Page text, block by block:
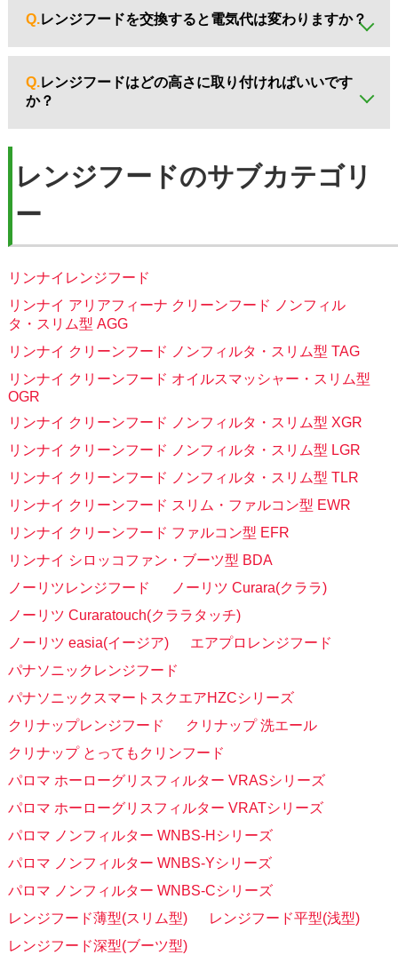
自分で掃除できないときはプロに依頼するのも安心です。
Q.レンジフードを交換すると電気代は変わりますか？
A.最新モデルは省エネ設計のモーターを搭載しており、従
来より消費電力を抑えられる場合があります。
Q.レンジフードはどの高さに取り付ければいいです
か？
は必ずご注意ください。
レンジフードのサブカテゴリ
ー
リンナイレンジフード
リンナイ アリアフィーナ クリーンフード ノンフィル
タ・スリム型 AGG
リンナイ クリーンフード ノンフィルタ・スリム型 TAG
リンナイ クリーンフード オイルスマッシャー・スリム型
OGR
リンナイ クリーンフード ノンフィルタ・スリム型 XGR
リンナイ クリーンフード ノンフィルタ・スリム型 LGR
リンナイ クリーンフード ノンフィルタ・スリム型 TLR
リンナイ クリーンフード スリム・ファルコン型 EWR
リンナイ クリーンフード ファルコン型 EFR
リンナイ シロッコファン・ブーツ型 BDA
ノーリツレンジフード
ノーリツ Curara(クララ)
ノーリツ Curaratouch(クララタッチ)
ノーリツ easia(イージア)
エアプロレンジフード
パナソニックレンジフード
パナソニックスマートスクエアHZCシリーズ
クリナップレンジフード
クリナップ 洗エール
クリナップ とってもクリンフード
パロマ ホーローグリスフィルター VRASシリーズ
パロマ ホーローグリスフィルター VRATシリーズ
パロマ ノンフィルター WNBS-Hシリーズ
パロマ ノンフィルター WNBS-Yシリーズ
パロマ ノンフィルター WNBS-Cシリーズ
レンジフード薄型(スリム型)
レンジフード平型(浅型)
レンジフード深型(ブーツ型)